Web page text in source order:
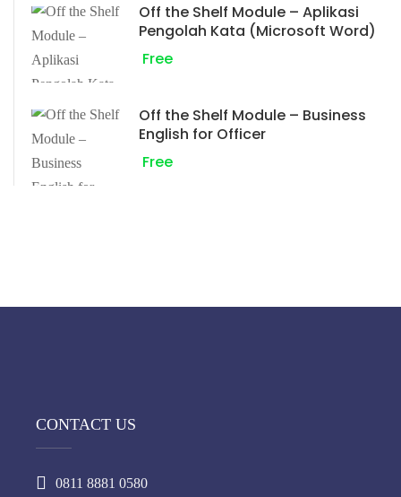
Off the Shelf Module – Aplikasi
Pengolah Kata (Microsoft Word)
Free
Off the Shelf Module – Business
English for Officer
Free
CONTACT US
0811 8881 0580